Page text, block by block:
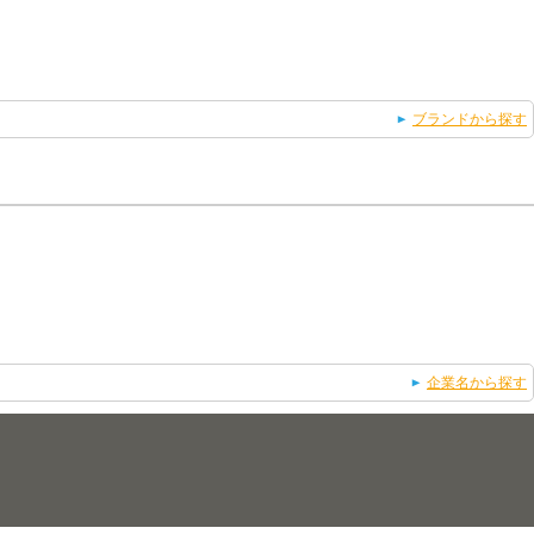
ブランドから探す
企業名から探す